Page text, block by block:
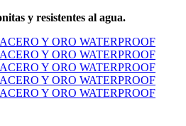
y resistentes al agua.